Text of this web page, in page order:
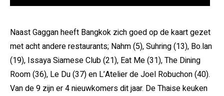
Naast Gaggan heeft Bangkok zich goed op de kaart gezet
met acht andere restaurants; Nahm (5), Suhring (13), Bo.lan
(19), Issaya Siamese Club (21), Eat Me (31), The Dining
Room (36), Le Du (37) en L’Atelier de Joel Robuchon (40).
Van de 9 zijn er 4 nieuwkomers dit jaar. De Thaise keuken